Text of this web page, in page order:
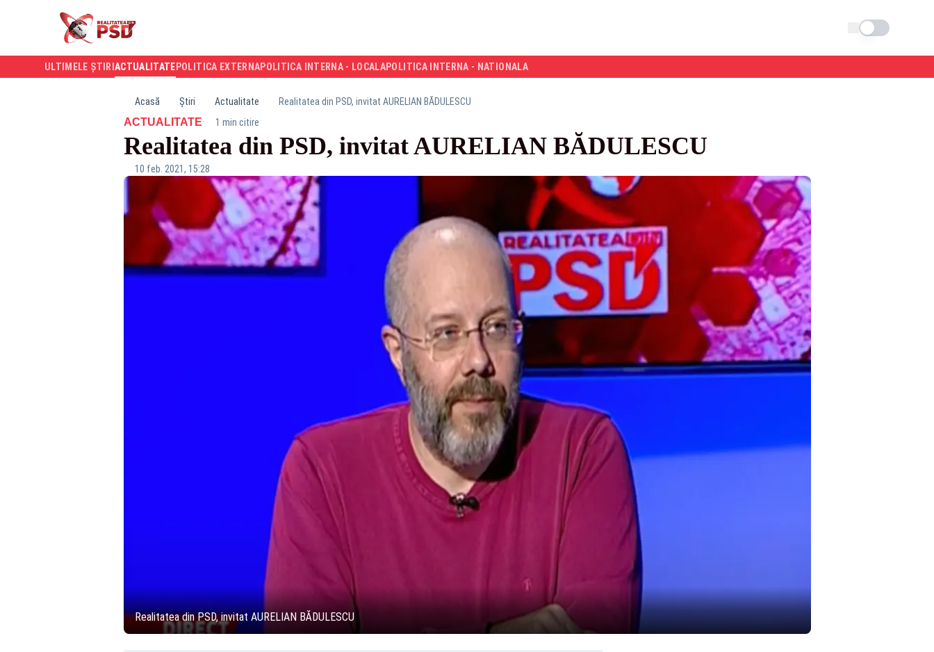
Schimba tema
ULTIMELE ȘTIRI ACTUALITATE POLITICA EXTERNAPOLITICA INTERNA - LOCALAPOLITICA INTERNA - NATIONALA
Acasă Știri Actualitate Realitatea din PSD, invitat AURELIAN BĂDULESCU
ACTUALITATE· 1 min citire
Realitatea din PSD, invitat AURELIAN BĂDULESCU
10 feb. 2021, 15:28
Realitatea din PSD, invitat AURELIAN BĂDULESCU